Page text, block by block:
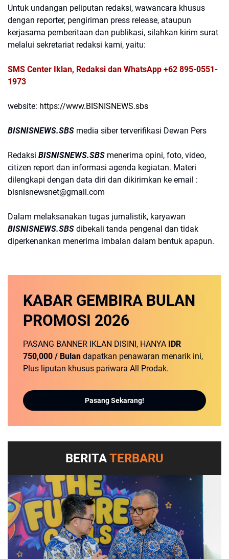
Untuk undangan peliputan redaksi, wawancara khusus
dengan reporter, pengiriman press release, ataupun
kerjasama pemberitaan dan publikasi, silahkan kirim surat
melalui sekretariat redaksi kami, yaitu:
SMS Center Iklan, Redaksi dan WhatsApp +62 895-0551-
1973
website: https://www.BISNISNEWS.sbs
BISNISNEWS.SBS media siber terverifikasi Dewan Pers
Redaksi BISNISNEWS.SBS menerima opini, foto, video,
citizen report dan informasi agenda kegiatan. Materi
dilengkapi dengan data diri dan dikirimkan ke email :
bisnisnewsnet@gmail.com
Dalam melaksanakan tugas jurnalistik, karyawan
BISNISNEWS.SBS dibekali tanda pengenal dan tidak
diperkenankan menerima imbalan dalam bentuk apapun.
KABAR GEMBIRA BULAN
PROMOSI 2026
PASANG BANNER IKLAN DISINI, HANYA IDR
750,000 / Bulan dapatkan penawaran menarik ini,
Plus liputan khusus pariwara All Prodak.
Pasang Sekarang!
BERITATERBARU